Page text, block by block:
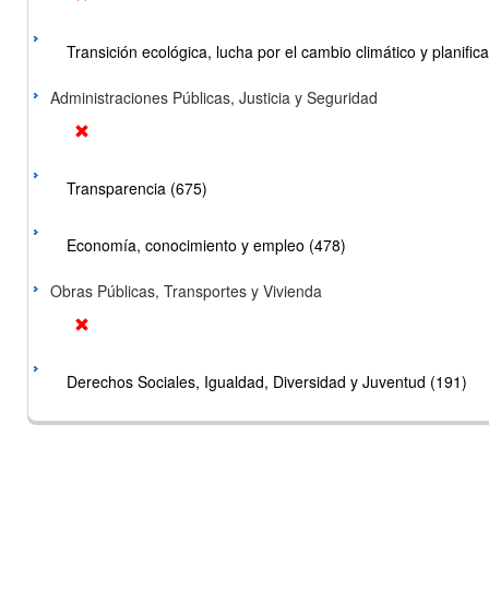
Transición ecológica, lucha por el cambio climático y
Administraciones Públicas, Justicia y Seguridad
Transparencia (675)
Economía, conocimiento y empleo (478)
Obras Públicas, Transportes y Vivienda
Derechos Sociales, Igualdad, Diversidad y Juventud (191)